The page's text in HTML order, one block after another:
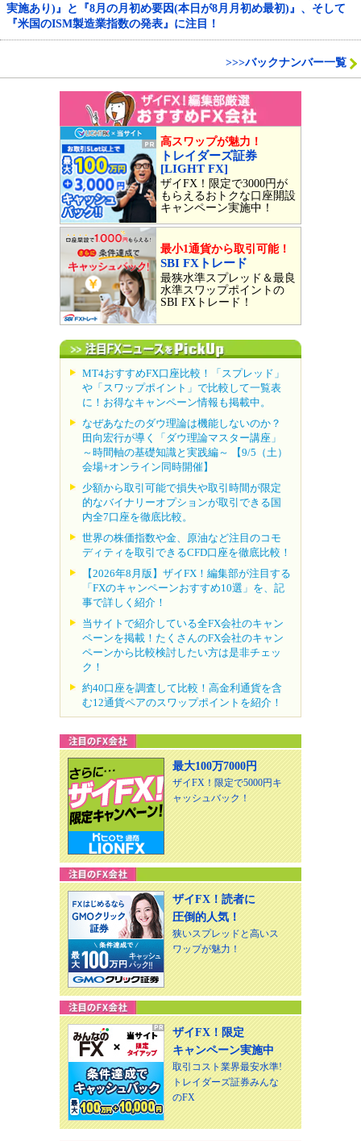
実施あり)』と『8月の月初め要因(本日が8月月初め最初)』、そして
『米国のISM製造業指数の発表』に注目！
>>>バックナンバー一覧
高スワップが魅力！
トレイダーズ証券
[LIGHT FX]
ザイFX！限定で3000円が
もらえるおトクな口座開設
キャンペーン実施中！
最小1通貨から取引可能！
SBI FXトレード
最狭水準スプレッド＆最良
水準スワップポイントの
SBI FXトレード！
MT4おすすめFX口座比較！「スプレッド」
や「スワップポイント」で比較して一覧表
に！お得なキャンペーン情報も掲載中。
なぜあなたのダウ理論は機能しないのか？
田向宏行が導く「ダウ理論マスター講座」
～時間軸の基礎知識と実践編～ 【9/5（土）
会場+オンライン同時開催】
少額から取引可能で損失や取引時間が限定
的なバイナリーオプションが取引できる国
内全7口座を徹底比較。
世界の株価指数や金、原油など注目のコモ
ディティを取引できるCFD口座を徹底比較！
【2026年8月版】ザイFX！編集部が注目する
「FXのキャンペーンおすすめ10選」を、記
事で詳しく紹介！
当サイトで紹介している全FX会社のキャン
ペーンを掲載！たくさんのFX会社のキャン
ペーンから比較検討したい方は是非チェッ
ク！
約40口座を調査して比較！高金利通貨を含
む12通貨ペアのスワップポイントを紹介！
最大100万7000円
ザイFX！限定で5000円キ
ャッシュバック！
ザイFX！読者に
圧倒的人気！
狭いスプレッドと高いス
ワップが魅力！
ザイFX！限定
キャンペーン実施中
取引コスト業界最安水準!
トレイダーズ証券みんな
のFX